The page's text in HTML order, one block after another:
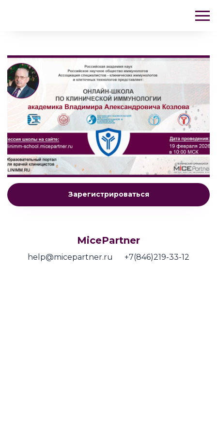
Зарегистрироваться
help@micepartner.ru
MicePartner
+7(846)219-33-12